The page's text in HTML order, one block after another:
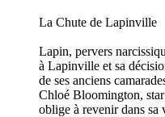
La Chute de Lapinville
Lapin, pervers
à Lapinville et sa
de ses anciens
Chloé Bloomington,
oblige à revenir dans sa